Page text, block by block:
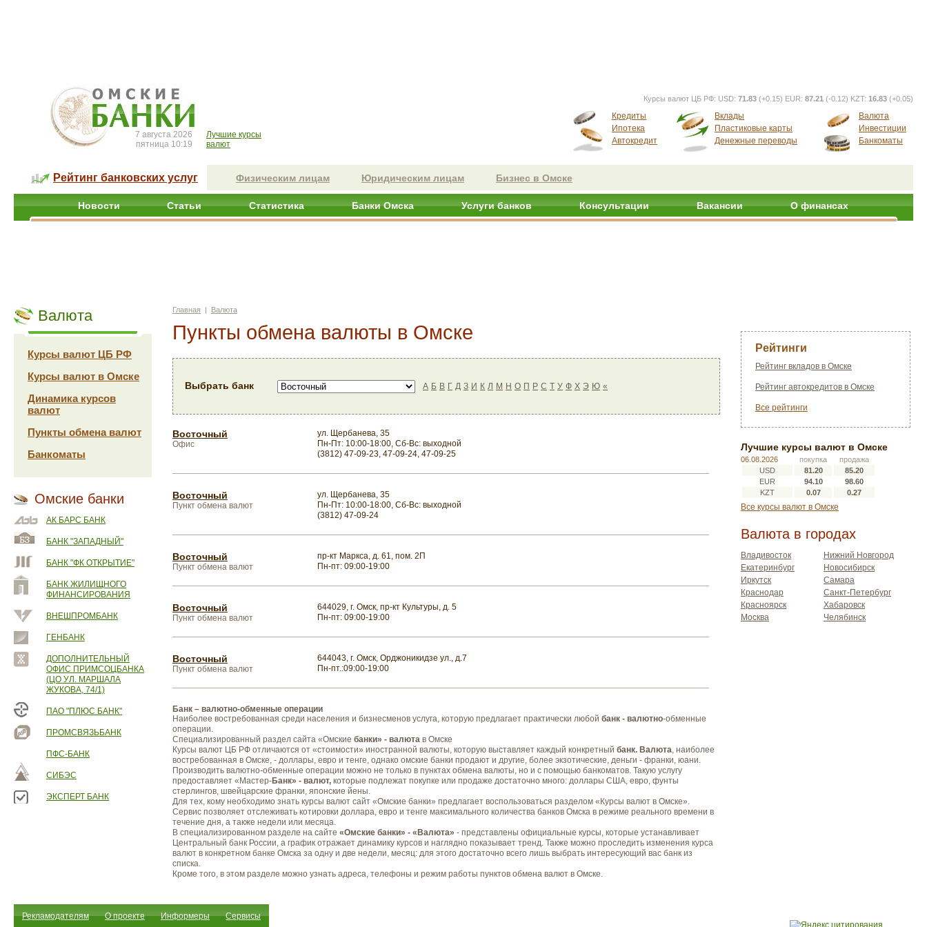
7 августа 2026
пятница 10:19
Лучшие курсы
валют
Курсы валют ЦБ РФ: USD: 71.83 (+0.15) EUR: 87.21 (-0.12) KZT: 16.83 (+0.05)
Кредиты
Ипотека
Автокредит
Вклады
Пластиковые карты
Денежные переводы
Валюта
Инвестиции
Банкоматы
Рейтинг банковских услуг Физическим лицам Юридическим лицам Бизнес в Омске
Новости Статьи Статистика Банки Омска Услуги банков Консультации Вакансии О финансах
Валюта
Курсы валют ЦБ РФ
Курсы валют в Омске
Динамика курсов
валют
Пункты обмена валют
Банкоматы
Омские банки
АК БАРС БАНК
БАНК "ЗАПАДНЫЙ"
БАНК "ФК ОТКРЫТИЕ"
БАНК ЖИЛИЩНОГО
ФИНАНСИРОВАНИЯ
ВНЕШПРОМБАНК
ГЕНБАНК
ДОПОЛНИТЕЛЬНЫЙ
ОФИС ПРИМСОЦБАНКА
(ЦО УЛ. МАРШАЛА
ЖУКОВА, 74/1)
ПАО "ПЛЮС БАНК"
ПРОМСВЯЗЬБАНК
ПФС-БАНК
СИБЭС
ЭКСПЕРТ БАНК
Главная | Валюта
Пункты обмена валюты в Омске
Выбрать банк А Б В Г Д З И К Л М Н О П Р С Т У Ф Х Э Ю «
Восточный
Офис
ул. Щербанева, 35
Пн-Пт: 10:00-18:00, Сб-Вс: выходной
(3812) 47-09-23, 47-09-24, 47-09-25
Восточный
Пункт обмена валют
ул. Щербанева, 35
Пн-Пт: 10:00-18:00, Сб-Вс: выходной
(3812) 47-09-24
Восточный
Пункт обмена валют
пр-кт Маркса, д. 61, пом. 2П
Пн-пт: 09:00-19:00
Восточный
Пункт обмена валют
644029, г. Омск, пр-кт Культуры, д. 5
Пн-пт: 09:00-19:00
Восточный
Пункт обмена валют
644043, г. Омск, Орджоникидзе ул., д.7
Пн-пт.:09:00-19:00
Банк – валютно-обменные операции
Наиболее востребованная среди населения и бизнесменов услуга, которую предлагает практически любой банк - валютно-обменные
операции.
Специализированный раздел сайта «Омские банки» - валюта в Омске
Курсы валют ЦБ РФ отличаются от «стоимости» иностранной валюты, которую выставляет каждый конкретный банк. Валюта, наиболее
востребованная в Омске, - доллары, евро и тенге, однако омские банки продают и другие, более экзотические, деньги - франки, юани.
Производить валютно-обменные операции можно не только в пунктах обмена валюты, но и с помощью банкоматов. Такую услугу
предоставляет «Мастер-Банк» - валют, которые подлежат покупке или продаже достаточно много: доллары США, евро, фунты
стерлингов, швейцарские франки, японские йены.
Для тех, кому необходимо знать курсы валют сайт «Омские банки» предлагает воспользоваться разделом «Курсы валют в Омске».
Сервис позволяет отслеживать котировки доллара, евро и тенге максимального количества банков Омска в режиме реального времени в
течение дня, а также недели или месяца.
В специализированном разделе на сайте «Омские банки» - «Валюта» - представлены официальные курсы, которые устанавливает
Центральный банк России, а график отражает динамику курсов и наглядно показывает тренд. Также можно проследить изменения курса
валют в конкретном банке Омска за одну и две недели, месяц: для этого достаточно всего лишь выбрать интересующий вас банк из
списка.
Кроме того, в этом разделе можно узнать адреса, телефоны и режим работы пунктов обмена валют в Омске.
Рейтинги
Рейтинг вкладов в Омске
Рейтинг автокредитов в Омске
Все рейтинги
Лучшие курсы валют в Омске
06.08.2026 покупка
продажа
USD
81.20
85.20
EUR
94.10
98.60
KZT
0.07 0.27
Все курсы валют в Омске
Валюта в городах
Владивосток
Екатеринбург
Иркутск
Краснодар
Красноярск
Москва
Нижний Новгород
Новосибирск
Самара
Санкт-Петербург
Хабаровск
Челябинск
Рекламодателям О проекте Информеры Сервисы